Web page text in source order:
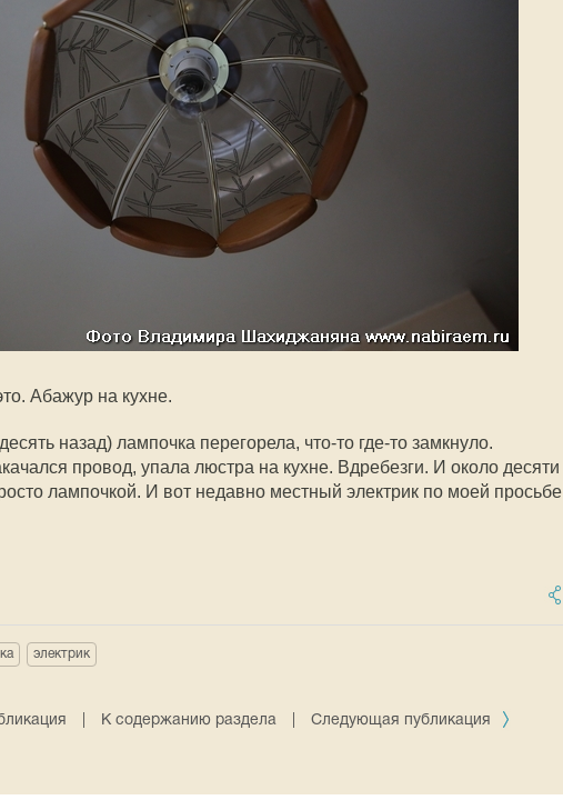
Абажур на кухне.
назад) лампочка перегорела, что-то где-то замкнуло.
провод, упала люстра на кухне. Вдребезги. И около десяти
лампочкой. И вот недавно местный электрик по моей просьбе
электрик
К содержанию раздела Следующая публикация